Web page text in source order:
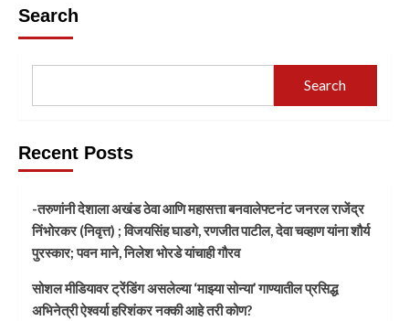
Search
Search
Recent Posts
-तरुणांनी देशाला अखंड ठेवा आणि महासत्ता बनवालेफ्टनंट जनरल राजेंद्र
निंभोरकर (निवृत्त) ; विजयसिंह घाडगे, रणजीत पाटील, देवा चव्हाण यांना शौर्य
पुरस्कार; पवन माने, निलेश भोरडे यांचाही गौरव
सोशल मीडियावर ट्रेंडिंग असलेल्या ‘माझ्या सोन्या’ गाण्यातील प्रसिद्ध
अभिनेत्री ऐश्वर्या हरिशंकर नक्की आहे तरी कोण?